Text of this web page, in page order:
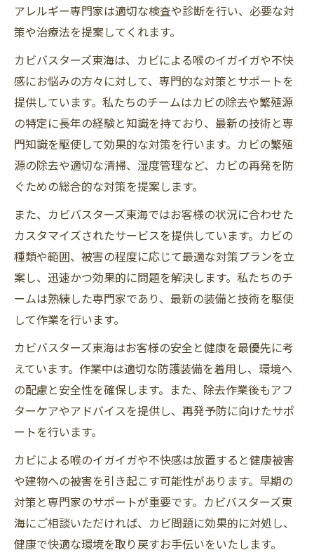
アレルギー専門家は適切な検査や診断を行い、必要な対
策や治療法を提案してくれます。
カビバスターズ東海は、カビによる喉のイガイガや不快
感にお悩みの方々に対して、専門的な対策とサポートを
提供しています。私たちのチームはカビの除去や繁殖源
の特定に長年の経験と知識を持ており、最新の技術と専
門知識を駆使して効果的な対策を行います。カビの繁殖
源の除去や適切な清掃、湿度管理など、カビの再発を防
ぐための総合的な対策を提案します。
また、カビバスターズ東海ではお客様の状況に合わせた
カスタマイズされたサービスを提供しています。カビの
種類や範囲、被害の程度に応じて最適な対策プランを立
案し、迅速かつ効果的に問題を解決します。私たちのチ
ームは熟練した専門家であり、最新の装備と技術を駆使
して作業を行います。
カビバスターズ東海はお客様の安全と健康を最優先に考
えています。作業中は適切な防護装備を着用し、環境へ
の配慮と安全性を確保します。また、除去作業後もアフ
ターケアやアドバイスを提供し、再発予防に向けたサポ
ートを行います。
カビによる喉のイガイガや不快感は放置すると健康被害
や建物への被害を引き起こす可能性があります。早期の
対策と専門家のサポートが重要です。カビバスターズ東
海にご相談いただければ、カビ問題に効果的に対処し、
健康で快適な環境を取り戻すお手伝いをいたします。